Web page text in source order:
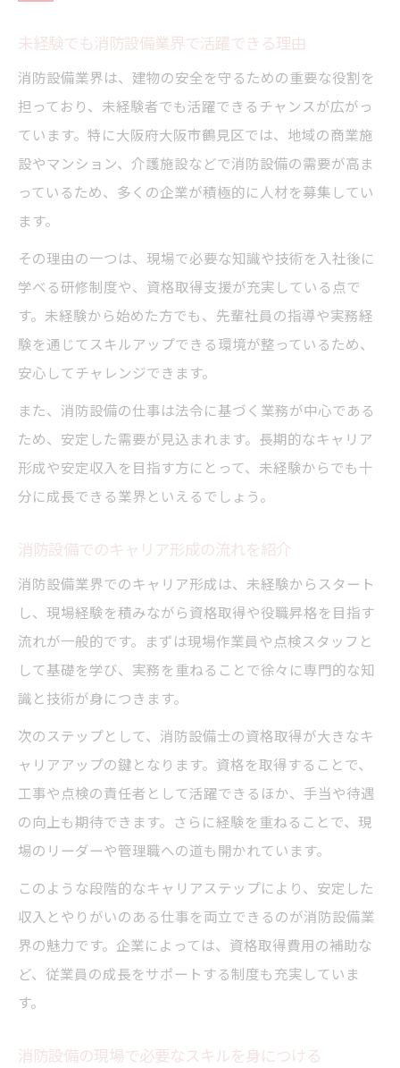
未経験でも消防設備業界で活躍できる理由
消防設備業界は、建物の安全を守るための重要な役割を
担っており、未経験者でも活躍できるチャンスが広がっ
ています。特に大阪府大阪市鶴見区では、地域の商業施
設やマンション、介護施設などで消防設備の需要が高ま
っているため、多くの企業が積極的に人材を募集してい
ます。
その理由の一つは、現場で必要な知識や技術を入社後に
学べる研修制度や、資格取得支援が充実している点で
す。未経験から始めた方でも、先輩社員の指導や実務経
験を通じてスキルアップできる環境が整っているため、
安心してチャレンジできます。
また、消防設備の仕事は法令に基づく業務が中心である
ため、安定した需要が見込まれます。長期的なキャリア
形成や安定収入を目指す方にとって、未経験からでも十
分に成長できる業界といえるでしょう。
消防設備でのキャリア形成の流れを紹介
消防設備業界でのキャリア形成は、未経験からスタート
し、現場経験を積みながら資格取得や役職昇格を目指す
流れが一般的です。まずは現場作業員や点検スタッフと
して基礎を学び、実務を重ねることで徐々に専門的な知
識と技術が身につきます。
次のステップとして、消防設備士の資格取得が大きなキ
ャリアアップの鍵となります。資格を取得することで、
工事や点検の責任者として活躍できるほか、手当や待遇
の向上も期待できます。さらに経験を重ねることで、現
場のリーダーや管理職への道も開かれています。
このような段階的なキャリアステップにより、安定した
収入とやりがいのある仕事を両立できるのが消防設備業
界の魅力です。企業によっては、資格取得費用の補助な
ど、従業員の成長をサポートする制度も充実していま
す。
消防設備の現場で必要なスキルを身につける